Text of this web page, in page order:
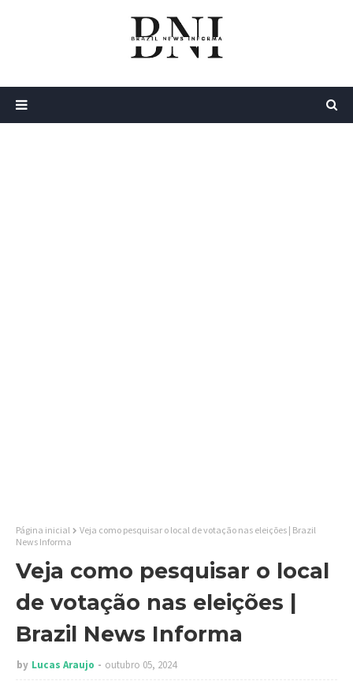
Página inicial
Veja como pesquisar o local de votação nas eleições | Brazil
News Informa
Veja como pesquisar o local
de votação nas eleições |
Brazil News Informa
by Lucas Araujo outubro 05, 2024